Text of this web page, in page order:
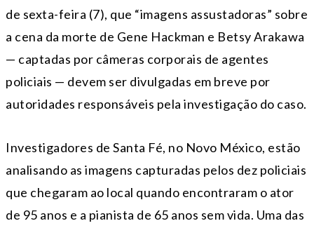
de sexta-feira (7), que “imagens assustadoras” sobre
a cena da morte de Gene Hackman e Betsy Arakawa
— captadas por câmeras corporais de agentes
policiais — devem ser divulgadas em breve por
autoridades responsáveis pela investigação do caso.
Investigadores de Santa Fé, no Novo México, estão
analisando as imagens capturadas pelos dez policiais
que chegaram ao local quando encontraram o ator
de 95 anos e a pianista de 65 anos sem vida. Uma das